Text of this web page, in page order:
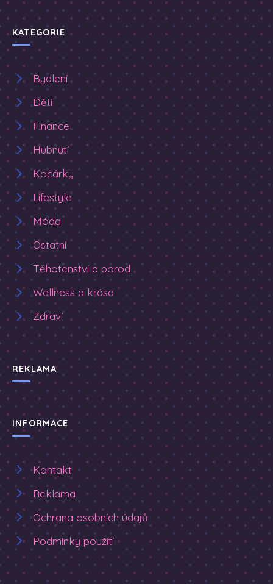
KATEGORIE
Bydlení
Děti
Finance
Hubnutí
Kočárky
Lifestyle
Móda
Ostatní
Těhotenství a porod
Wellness a krása
Zdraví
REKLAMA
INFORMACE
Kontakt
Reklama
Ochrana osobních údajů
Podmínky použití